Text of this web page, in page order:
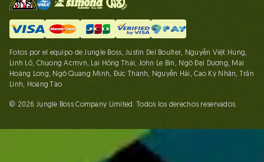
Fotos por el equipo de Jungle Boss, Justin Del Boulter, Nguyễn Việt Hùng,
Linh Lố, Chuong Acmvn, Lại Hồng Thái, John Le Bin, Ngô Đại Dương, Mai
Hoàng Long, Ngô Quang Minh, Đức Thành, Nguyễn Hải, Cao Kỳ Nhân, Trần
Linh, Hoàng Táo
© 2026 Jungle Boss Company Limited. Todos los derechos reservados.